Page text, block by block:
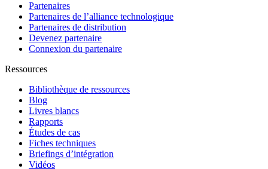
Partenaires
Partenaires de l’alliance technologique
Partenaires de distribution
Devenez partenaire
Connexion du partenaire
Ressources
Bibliothèque de ressources
Blog
Livres blancs
Rapports
Études de cas
Fiches techniques
Briefings d’intégration
Vidéos